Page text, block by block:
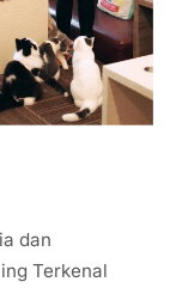
dan
Terkenal